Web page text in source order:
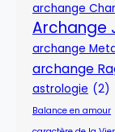
archange
Archange
archange
archange
astrologie (2)
Balance en amour